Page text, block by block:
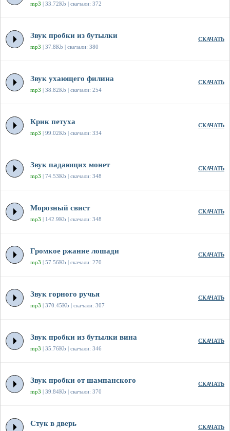
mp3 | 33.72Kb | скачали: 372
Звук пробки из бутылки
mp3 | 37.8Kb | скачали: 380
СКАЧАТЬ
Звук ухающего филина
mp3 | 38.82Kb | скачали: 254
СКАЧАТЬ
Крик петуха
mp3 | 99.02Kb | скачали: 334
СКАЧАТЬ
Звук падающих монет
mp3 | 74.53Kb | скачали: 348
СКАЧАТЬ
Морозный свист
mp3 | 142.9Kb | скачали: 348
СКАЧАТЬ
Громкое ржание лошади
mp3 | 57.56Kb | скачали: 270
СКАЧАТЬ
Звук горного ручья
mp3 | 370.45Kb | скачали: 307
СКАЧАТЬ
Звук пробки из бутылки вина
mp3 | 35.76Kb | скачали: 346
СКАЧАТЬ
Звук пробки от шампанского
mp3 | 39.84Kb | скачали: 370
СКАЧАТЬ
Стук в дверь СКАЧАТЬ